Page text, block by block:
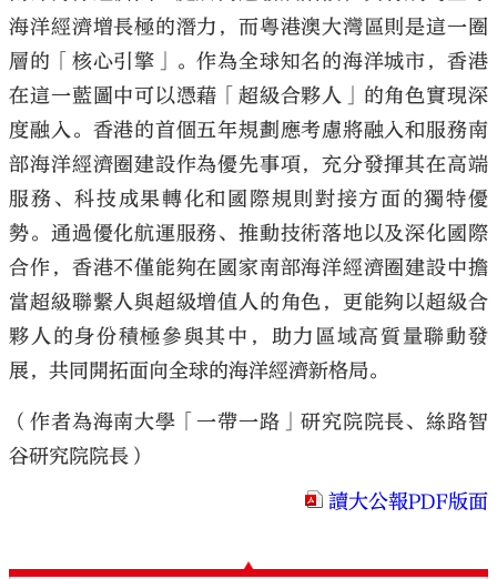
海洋經濟增長極的潛力，而粵港澳大灣區則是這一圈
層的「核心引擎」。作為全球知名的海洋城市，香港
在這一藍圖中可以憑藉「超級合夥人」的角色實現深
度融入。香港的首個五年規劃應考慮將融入和服務南
部海洋經濟圈建設作為優先事項，充分發揮其在高端
服務、科技成果轉化和國際規則對接方面的獨特優
勢。通過優化航運服務、推動技術落地以及深化國際
合作，香港不僅能夠在國家南部海洋經濟圈建設中擔
當超級聯繫人與超級增值人的角色，更能夠以超級合
夥人的身份積極參與其中，助力區域高質量聯動發
展，共同開拓面向全球的海洋經濟新格局。
（作者為海南大學「一帶一路」研究院院長、絲路智
谷研究院院長）
讀大公報PDF版面